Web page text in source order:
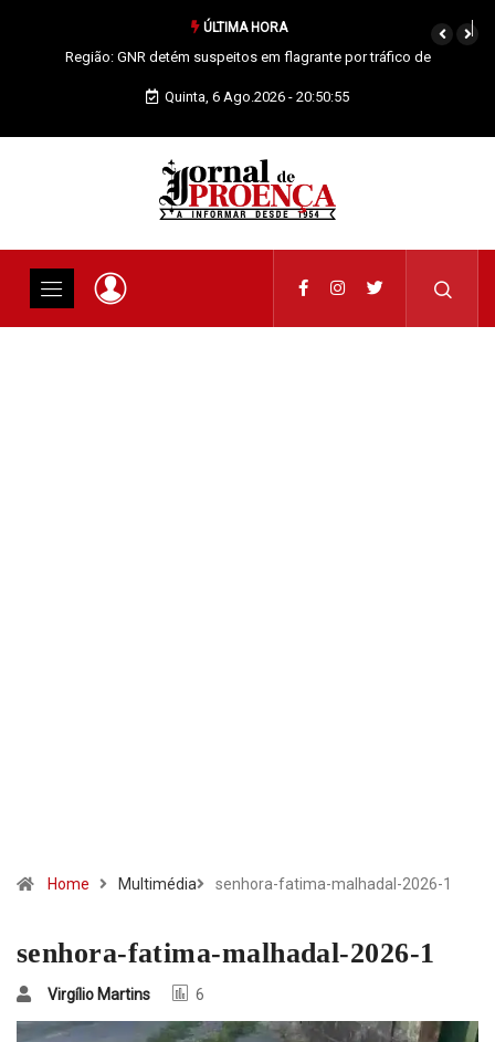
ÚLTIMA HORA
Proença-a-Nova: Paróquia vai celebrar Padroeira
Quinta, 6 Ago.2026 - 20:50:55
Home Multimédia senhora-fatima-malhadal-2026-1
senhora-fatima-malhadal-2026-1
Virgílio Martins 6